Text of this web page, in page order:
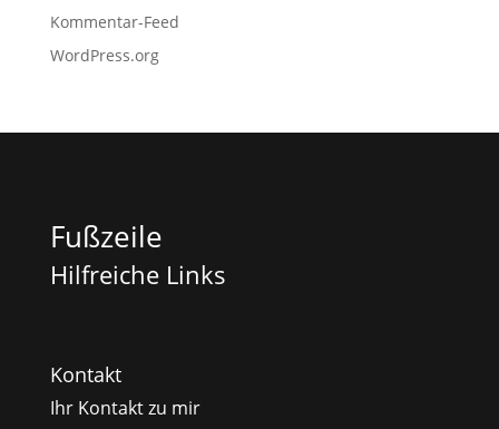
Kommentar-Feed
WordPress.org
Fußzeile
Hilfreiche Links
Kontakt
Ihr Kontakt zu mir